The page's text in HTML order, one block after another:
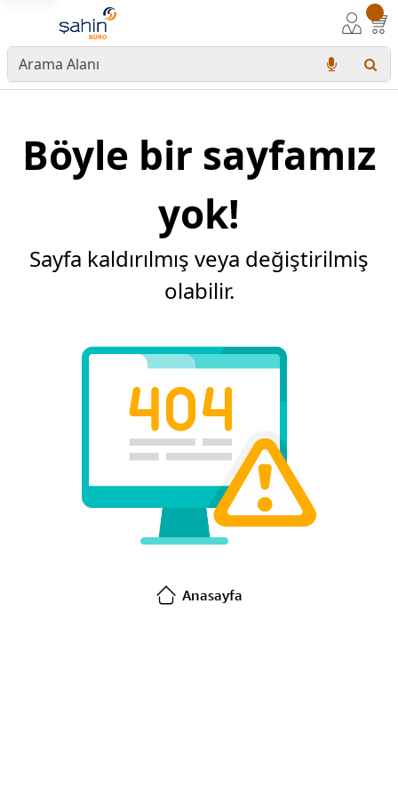
Böyle bir sayfamız
yok!
Sayfa kaldırılmış veya değiştirilmiş
olabilir.
Anasayfa